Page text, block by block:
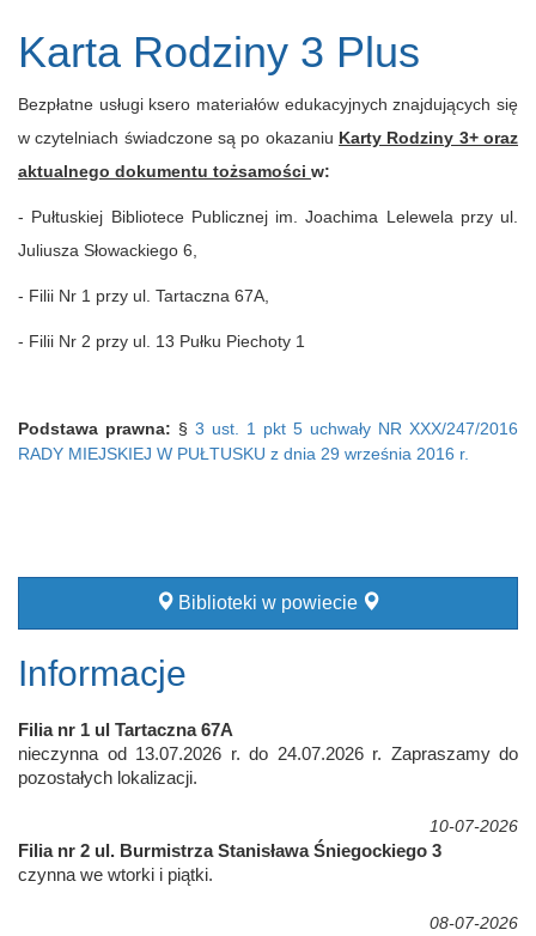
Karta Rodziny 3 Plus
Bezpłatne usługi ksero materiałów edukacyjnych znajdujących się
w czytelniach świadczone są po okazaniu Karty Rodziny 3+ oraz
aktualnego dokumentu tożsamości w:
- Pułtuskiej Bibliotece Publicznej im. Joachima Lelewela przy ul.
Juliusza Słowackiego 6,
- Filii Nr 1 przy ul. Tartaczna 67A,
- Filii Nr 2 przy ul. 13 Pułku Piechoty 1
Podstawa prawna: § 3 ust. 1 pkt 5 uchwały NR XXX/247/2016
RADY MIEJSKIEJ W PUŁTUSKU z dnia 29 września 2016 r.
Biblioteki w powiecie
Informacje
Filia nr 1 ul Tartaczna 67A
nieczynna od 13.07.2026 r. do 24.07.2026 r. Zapraszamy do
pozostałych lokalizacji.
10-07-2026
Filia nr 2 ul. Burmistrza Stanisława Śniegockiego 3
czynna we wtorki i piątki.
08-07-2026